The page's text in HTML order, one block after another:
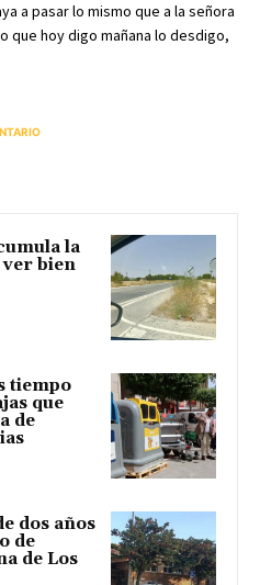
a pasar lo mismo que a la señora
que hoy digo mañana lo desdigo,
la
ver bien
tiempo
que
de
dos años
de
de Los